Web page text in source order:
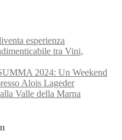
esperienza
tra Vini,
2024: Un Weekend
Alois Lageder
Valle della Marna